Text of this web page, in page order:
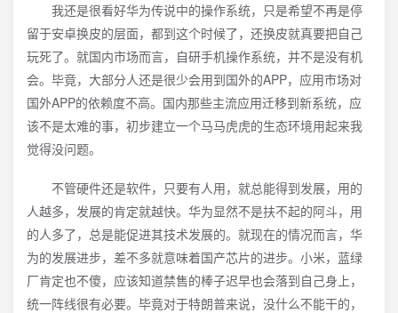
我还是很看好华为传说中的操作系统，只是希望不再是停
留于安卓换皮的层面，都到这个时候了，还换皮就真要把自己
玩死了。就国内市场而言，自研手机操作系统，并不是没有机
会。毕竟，大部分人还是很少会用到国外的APP，应用市场对
国外APP的依赖度不高。国内那些主流应用迁移到新系统，应
该不是太难的事，初步建立一个马马虎虎的生态环境用起来我
觉得没问题。
不管硬件还是软件，只要有人用，就总能得到发展，用的
人越多，发展的肯定就越快。华为显然不是扶不起的阿斗，用
的人多了，总是能促进其技术发展的。就现在的情况而言，华
为的发展进步，差不多就意味着国产芯片的进步。小米，蓝绿
厂肯定也不傻，应该知道禁售的棒子迟早也会落到自己身上，
统一阵线很有必要。毕竟对于特朗普来说，没什么不能干的，